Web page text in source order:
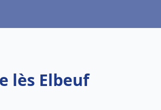
lès Elbeuf